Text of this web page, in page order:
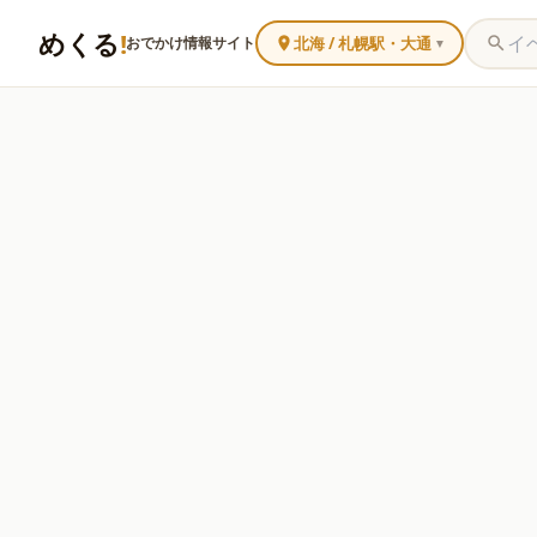
めくる!おでかけ情報サイト 北海 / 札幌駅・大通 ▼